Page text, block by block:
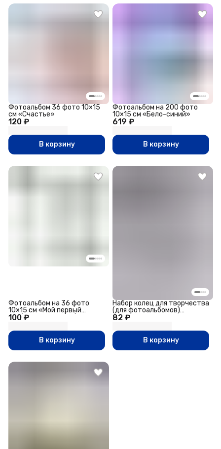
120 ₽
Фотоальбом 36 фото 10×15
см «Счастье»
В корзину
619 ₽
Фотоальбом на 200 фото
10×15 см «Бело-синий»
В корзину
100 ₽
Фотоальбом на 36 фото
10×15 см «Мой первый
альбом», в мягкой обложке
В корзину
82 ₽
Набор колец для творчества
(для фотоальбомов)
«Чёрное», внутренний d=2.5
В корзину